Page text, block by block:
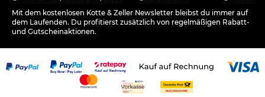
Mit dem kostenlosen Kotte & Zeller Newsletter bleibst du immer auf
dem Laufenden. Du profitierst zusätzlich von regelmäßigen Rabatt-
und Gutscheinaktionen.